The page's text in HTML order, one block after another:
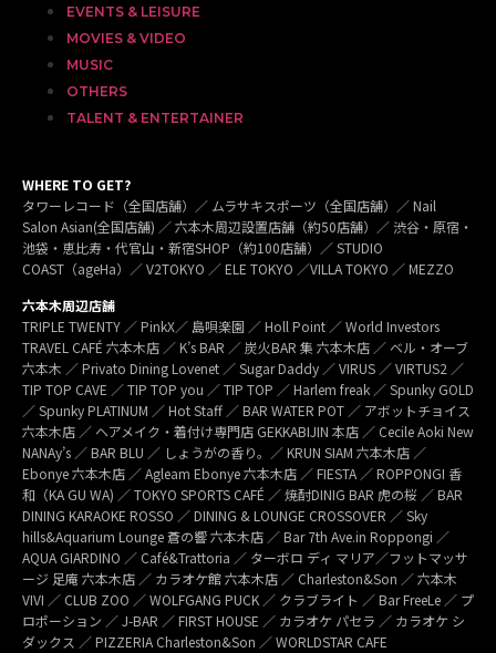
EVENTS & LEISURE
MOVIES & VIDEO
MUSIC
OTHERS
TALENT & ENTERTAINER
WHERE TO GET?
タワーレコード（全国店舗）／ ムラサキスポーツ（全国店舗）／ Nail
Salon Asian(全国店舗) ／ 六本木周辺設置店舗（約50店舗）／ 渋谷・原宿・
池袋・恵比寿・代官山・新宿SHOP（約100店舗）／ STUDIO
COAST（ageHa）／ V2TOKYO ／ ELE TOKYO ／VILLA TOKYO ／ MEZZO
六本木周辺店舗
TRIPLE TWENTY ／ PinkX／ 島唄楽園 ／ Holl Point ／ World Investors
TRAVEL CAFÉ 六本木店 ／ K’s BAR ／ 炭火BAR 集 六本木店 ／ ベル・オーブ
六本木 ／ Privato Dining Lovenet ／ Sugar Daddy ／ VIRUS ／ VIRTUS2 ／
TIP TOP CAVE ／ TIP TOP you ／ TIP TOP ／ Harlem freak ／ Spunky GOLD
／ Spunky PLATINUM ／ Hot Staff ／ BAR WATER POT ／ アボットチョイス
六本木店 ／ ヘアメイク・着付け専門店 GEKKABIJIN 本店 ／ Cecile Aoki New
NANAy’s ／ BAR BLU ／ しょうがの香り。／ KRUN SIAM 六本木店 ／
Ebonye 六本木店 ／ Agleam Ebonye 六本木店 ／ FIESTA ／ ROPPONGI 香
和（KA GU WA) ／ TOKYO SPORTS CAFÉ ／ 焼酎DINIG BAR 虎の桜 ／ BAR
DINING KARAOKE ROSSO ／ DINING & LOUNGE CROSSOVER ／ Sky
hills&Aquarium Lounge 蒼の響 六本木店 ／ Bar 7th Ave.in Roppongi ／
AQUA GIARDINO ／ Café&Trattoria ／ ターボロ ディ マリア／フットマッサ
ージ 足庵 六本木店 ／ カラオケ館 六本木店 ／ Charleston&Son ／ 六本木
VIVI ／ CLUB ZOO ／ WOLFGANG PUCK ／ クラブライト ／ Bar FreeLe ／ プ
ロポーション ／ J-BAR ／ FIRST HOUSE ／ カラオケ パセラ ／ カラオケ シ
ダックス ／ PIZZERIA Charleston&Son ／ WORLDSTAR CAFE